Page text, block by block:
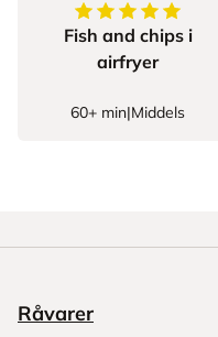
5av5stjerner
Fish and chips i
airfryer
60+ min|Middels
Råvarer